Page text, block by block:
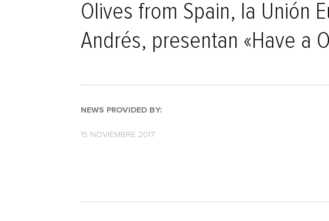
Olives from Spain, la Unión
Andrés, presentan «Have a
NEWS PROVIDED BY:
15 NOVIEMBRE 2017